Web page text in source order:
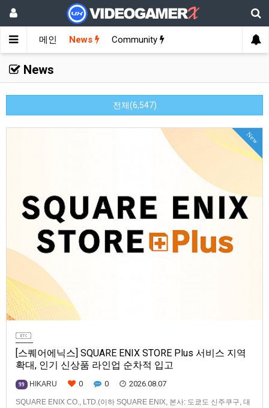
메인 News Community
News
전체(6,547)
New
[스퀘어에닉스] SQUARE ENIX STORE Plus 서비스 지역
확대, 인기 신상품 라인업 순차적 입고
99 HIKARU 0 0 2026.08.07
SQUARE ENIX CO., LTD.(이하 SQUARE ENIX, 본사: 도쿄도 신주쿠구, 대